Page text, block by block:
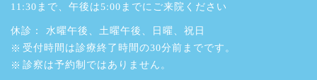
11:30まで、午後は5:00までにご来院ください
休診： 水曜午後、土曜午後、日曜、祝日
受付時間は診療終了時間の30分前までです。
診察は予約制ではありません。